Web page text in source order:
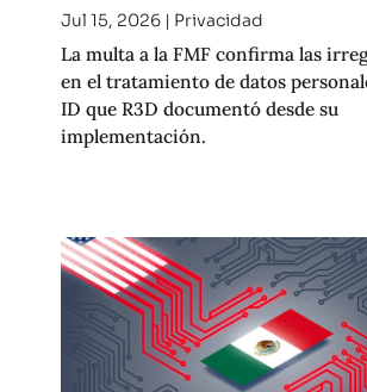
Jul 15, 2026| Privacidad
La multa a la FMF confirma las
en el tratamiento de datos
ID que R3D documentó desde su
implementación.